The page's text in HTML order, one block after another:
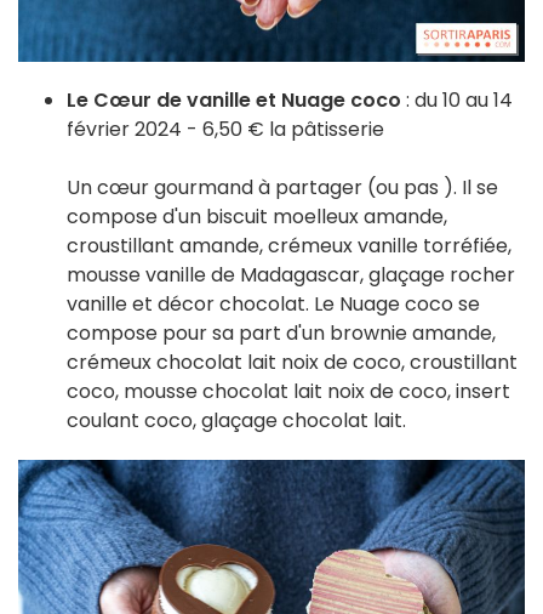
Le Cœur de vanille et Nuage coco : du 10 au 14
février 2024 - 6,50 € la pâtisserie
Un cœur gourmand à partager (ou pas ). Il se
compose d'un biscuit moelleux amande,
croustillant amande, crémeux vanille torréfiée,
mousse vanille de Madagascar, glaçage rocher
vanille et décor chocolat. Le Nuage coco se
compose pour sa part d'un brownie amande,
crémeux chocolat lait noix de coco, croustillant
coco, mousse chocolat lait noix de coco, insert
coulant coco, glaçage chocolat lait.